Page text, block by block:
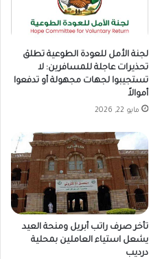
لجنة الأمل للعودة الطوعية تطلق
تحذيرات عاجلة للمسافرين: لا
تستجيبوا لجهات مجهولة أو تدفعوا
أموالاً
مايو 22, 2026
تأخر صرف راتب أبريل ومنحة العيد
يشعل استياء العاملين بمحلية
درديب